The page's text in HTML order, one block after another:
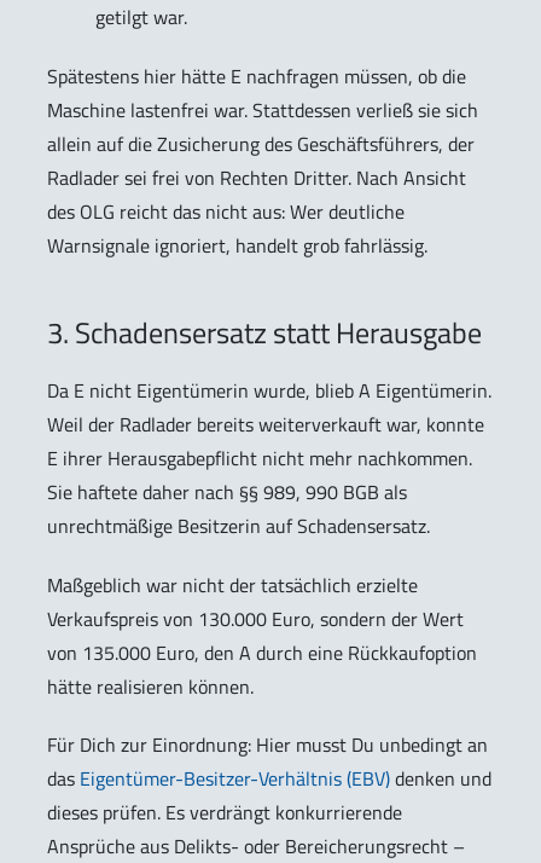
getilgt war.
Spätestens hier hätte E nachfragen müssen, ob die
Maschine lastenfrei war. Stattdessen verließ sie sich
allein auf die Zusicherung des Geschäftsführers, der
Radlader sei frei von Rechten Dritter. Nach Ansicht
des OLG reicht das nicht aus: Wer deutliche
Warnsignale ignoriert, handelt grob fahrlässig.
3. Schadensersatz statt Herausgabe
Da E nicht Eigentümerin wurde, blieb A Eigentümerin.
Weil der Radlader bereits weiterverkauft war, konnte
E ihrer Herausgabepflicht nicht mehr nachkommen.
Sie haftete daher nach §§ 989, 990 BGB als
unrechtmäßige Besitzerin auf Schadensersatz.
Maßgeblich war nicht der tatsächlich erzielte
Verkaufspreis von 130.000 Euro, sondern der Wert
von 135.000 Euro, den A durch eine Rückkaufoption
hätte realisieren können.
Für Dich zur Einordnung: Hier musst Du unbedingt an
das Eigentümer-Besitzer-Verhältnis (EBV)denken und
dieses prüfen. Es verdrängt konkurrierende
Ansprüche aus Delikts- oder Bereicherungsrecht –